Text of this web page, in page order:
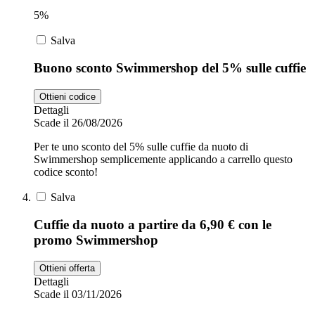
5%
Salva
Buono sconto Swimmershop del 5% sulle cuffie
Ottieni codice
Dettagli
Scade il 26/08/2026
Per te uno sconto del 5% sulle cuffie da nuoto di
Swimmershop semplicemente applicando a carrello questo
codice sconto!
Salva
Cuffie da nuoto a partire da 6,90 € con le
promo Swimmershop
Ottieni offerta
Dettagli
Scade il 03/11/2026